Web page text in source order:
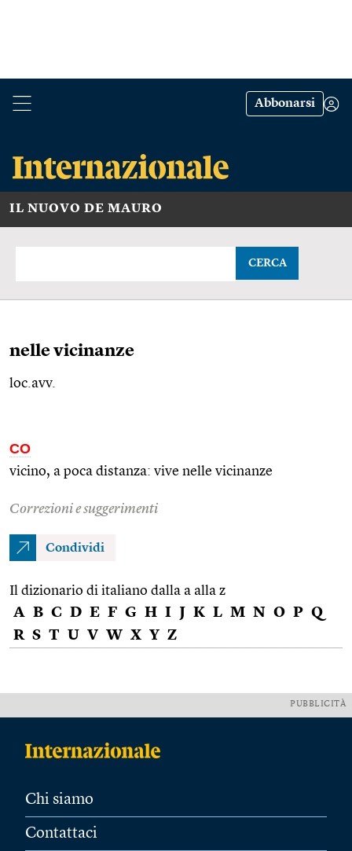
Abbonarsi
IL NUOVO DE MAURO
CERCA
nelle vicinanze
loc.avv.
CO
vicino, a poca distanza: vive nelle vicinanze
Correzioni e suggerimenti
Condividi
Il dizionario di italiano dalla a alla z
A B C D E F G H I J K L M N O P Q
R S T U V W X Y Z
PUBBLICITÀ
Chi siamo
Contattaci